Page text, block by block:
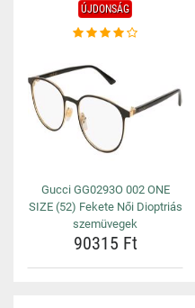
ÚJDONSÁG
Gucci GG0293O 002 ONE
SIZE (52) Fekete Női Dioptriás
szemüvegek
90315 Ft